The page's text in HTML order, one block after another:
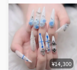
¥14,300